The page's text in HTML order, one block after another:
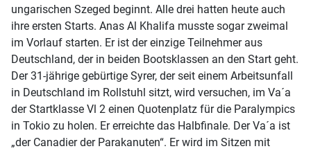
ungarischen Szeged beginnt. Alle drei hatten heute auch
ihre ersten Starts. Anas Al Khalifa musste sogar zweimal
im Vorlauf starten. Er ist der einzige Teilnehmer aus
Deutschland, der in beiden Bootsklassen an den Start geht.
Der 31-jährige gebürtige Syrer, der seit einem Arbeitsunfall
in Deutschland im Rollstuhl sitzt, wird versuchen, im Va´a
der Startklasse Vl 2 einen Quotenplatz für die Paralympics
in Tokio zu holen. Er erreichte das Halbfinale. Der Va´a ist
„der Canadier der Parakanuten“. Er wird im Sitzen mit